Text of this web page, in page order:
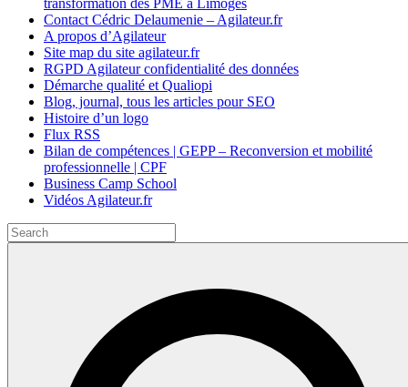
Contact Cédric Delaumenie – Agilateur.fr
A propos d’Agilateur
Site map du site agilateur.fr
RGPD Agilateur confidentialité des données
Démarche qualité et Qualiopi
Blog, journal, tous les articles pour SEO
Histoire d’un logo
Flux RSS
Bilan de compétences | GEPP – Reconversion et mobilité
professionnelle | CPF
Business Camp School
Vidéos Agilateur.fr